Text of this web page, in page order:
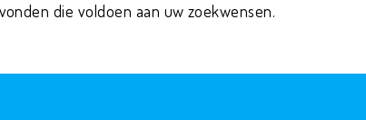
die voldoen aan uw zoekwensen.